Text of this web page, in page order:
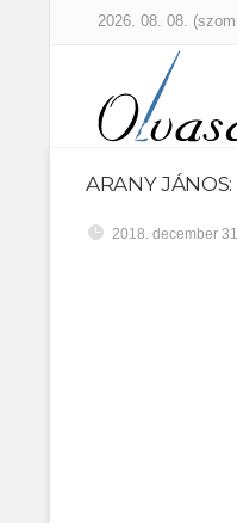
2026. 08. 08.
ARANY
2018. december